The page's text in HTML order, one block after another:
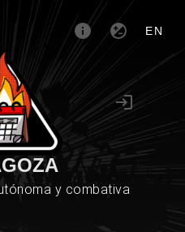
EN
y combativa